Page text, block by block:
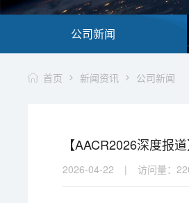
公司新闻
首页 新闻资讯 公司新闻
【AACR2026深度报
2026-04-22 | 访问量：